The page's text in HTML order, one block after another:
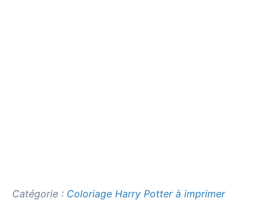
Catégorie : Coloriage Harry Potter à imprimer